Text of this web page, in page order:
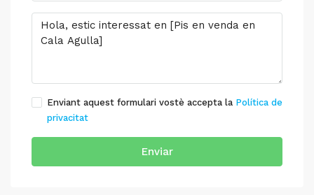
Enviant aquest formulari vostè accepta la Política de
privacitat
Enviar